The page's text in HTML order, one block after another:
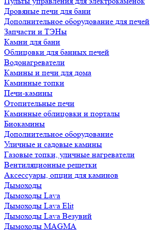
Дровяные печи для бани
Дополнительное оборудование для печей
Запчасти и ТЭНы
Камни для бани
Облицовки для банных печей
Водонагреватели
Камины и печи для дома
Каминные топки
Печи-камины
Отопительные печи
Каминные облицовки и порталы
Биокамины
Дополнительное оборудование
Уличные и садовые камины
Газовые топки, уличные нагреватели
Вентиляционные решетки
Аксессуары, опции для каминов
Дымоходы
Дымоходы Lava
Дымоходы Lava Elit
Дымоходы Lava Везувий
Дымоходы MAGMA